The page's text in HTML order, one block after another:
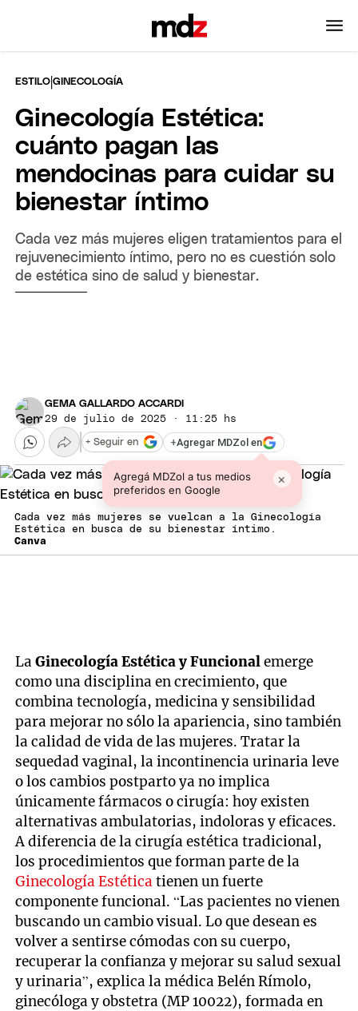
ESTILO |GINECOLOGÍA
Ginecología Estética:
cuánto pagan las
mendocinas para cuidar su
bienestar íntimo
Cada vez más mujeres eligen tratamientos para el
rejuvenecimiento íntimo, pero no es cuestión solo
de estética sino de salud y bienestar.
GEMA GALLARDO ACCARDI
29 de julio de 2025 · 11:25 hs
+Agregar MDZol en
Agregá MDZol a tus medios
preferidos en Google
×
+ Seguir en
Cada vez más mujeres se vuelcan a la Ginecología
Estética en busca de su bienestar íntimo.
Canva
LaGinecología Estética y Funcionalemerge
como una disciplina en crecimiento, que
combina tecnología, medicina y sensibilidad
para mejorar no sólo la apariencia, sino también
la calidad de vida de las mujeres. Tratar la
sequedad vaginal, la incontinencia urinaria leve
o los cambios postparto ya no implica
únicamente fármacos o cirugía: hoy existen
alternativas ambulatorias, indoloras y eficaces.
A diferencia de la cirugía estética tradicional,
los procedimientos que forman parte de la
Ginecología Estética tienen un fuerte
componente funcional. “Las pacientes no vienen
buscando un cambio visual. Lo que desean es
volver a sentirse cómodas con su cuerpo,
recuperar la confianza y mejorar su salud sexual
y urinaria”, explica la médica Belén Rímolo,
ginecóloga y obstetra (MP 10022), formada en